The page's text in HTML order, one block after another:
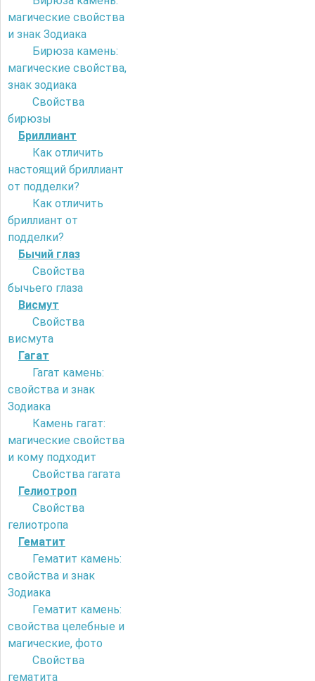
магические свойства
и знак Зодиака
Бирюза камень:
магические свойства,
знак зодиака
Свойства
бирюзы
Бриллиант
Как отличить
настоящий бриллиант
от подделки?
Как отличить
бриллиант от
подделки?
Бычий глаз
Свойства
бычьего глаза
Висмут
Свойства
висмута
Гагат
Гагат камень:
свойства и знак
Зодиака
Камень гагат:
магические свойства
и кому подходит
Свойства гагата
Гелиотроп
Свойства
гелиотропа
Гематит
Гематит камень:
свойства и знак
Зодиака
Гематит камень:
свойства целебные и
магические, фото
Свойства
гематита